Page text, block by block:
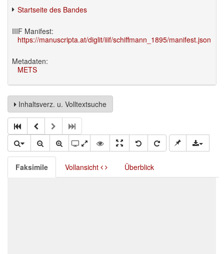
Startseite des Bandes
IIIF Manifest:
https://manuscripta.at/diglit/iiif/schiffmann_1895/manifest.json
Metadaten:
METS
Inhaltsverz. u. Volltextsuche
Faksimile Vollansicht Überblick